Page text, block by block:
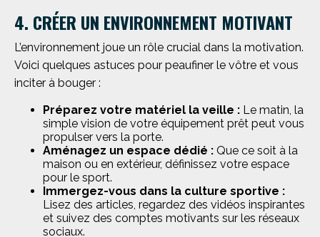
4. CRÉER UN ENVIRONNEMENT MOTIVANT
L’environnement joue un rôle crucial dans la motivation.
Voici quelques astuces pour peaufiner le vôtre et vous
inciter à bouger :
Préparez votre matériel la veille : Le matin, la
simple vision de votre équipement prêt peut vous
propulser vers la porte.
Aménagez un espace dédié : Que ce soit à la
maison ou en extérieur, définissez votre espace
pour le sport.
Immergez-vous dans la culture sportive :
Lisez des articles, regardez des vidéos inspirantes
et suivez des comptes motivants sur les réseaux
sociaux.